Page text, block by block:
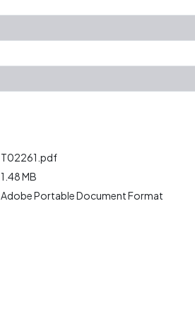
T02261.pdf
1.48 MB
Adobe Portable Document Format